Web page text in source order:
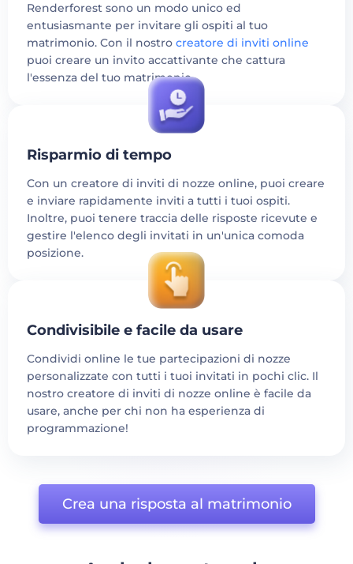
Renderforest sono un modo unico ed
entusiasmante per invitare gli ospiti al tuo
matrimonio. Con il nostro creatore di inviti online
puoi creare un invito accattivante che cattura
l'essenza del tuo matrimonio.
Risparmio di tempo
Con un creatore di inviti di nozze online, puoi creare
e inviare rapidamente inviti a tutti i tuoi ospiti.
Inoltre, puoi tenere traccia delle risposte ricevute e
gestire l'elenco degli invitati in un'unica comoda
posizione.
Condivisibile e facile da usare
Condividi online le tue partecipazioni di nozze
personalizzate con tutti i tuoi invitati in pochi clic. Il
nostro creatore di inviti di nozze online è facile da
usare, anche per chi non ha esperienza di
programmazione!
Crea una risposta al matrimonio